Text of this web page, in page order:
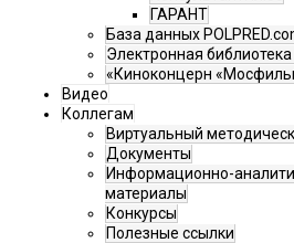
ГАРАНТ
База данных
Электронная
«Киноконцерн
Видео
Коллегам
Виртуальный
Документы
Информационно-
материалы
Конкурсы
Полезные ссылки